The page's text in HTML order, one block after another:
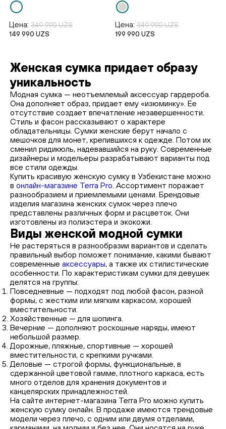
Цена: 349 990 UZS
149 990 UZS
Цена: 349 990 UZS
199 990 UZS
Женская сумка придает образу
уникальность
Модная сумка — неотъемлемый аксессуар гардероба.
Она дополняет образ, придает ему «изюминку». Ее
отсутствие создает впечатление незавершенности.
Стиль и фасон рассказывают о характере
обладательницы. Сумки женские берут начало с
мешочков для монет, крепившихся к одежде. Потом их
сменил ридикюль, надевавшийся на руку. Современные
дизайнеры и модельеры разрабатывают варианты под
все стили одежды.
Купить красивую женскую сумку в Узбекистане можно
в онлайн-магазине Terra Pro. Ассортимент поражает
разнообразием и приемлемыми ценами. Брендовые
изделия магазина женских сумок через плечо
представлены различных форм и расцветок. Они
изготовлены из полиэстера и экокожи.
Виды женской модной сумки
Не растеряться в разнообразии вариантов и сделать
правильный выбор поможет понимание, какими бывают
современные аксессуары, а также их стилистические
особенности. По характеристикам сумки для девушек
делятся на группы:
Повседневные — подходят под любой фасон, разной
формы, с жестким или мягким каркасом, хорошей
вместительности.
Хозяйственные — для шопинга.
Вечерние — дополняют роскошные наряды, имеют
небольшой размер.
Дорожные, пляжные, спортивные — хорошей
вместительности, с крепкими ручками.
Деловые — строгой формы, функциональные, в
сдержанной цветовой гамме, плотного каркаса, есть
много отделов для хранения документов и
канцелярских принадлежностей.
На сайте интернет-магазина Terra Pro можно купить
женскую сумку онлайн. В продаже имеются трендовые
модели через плечо, с одним или двумя отделами,